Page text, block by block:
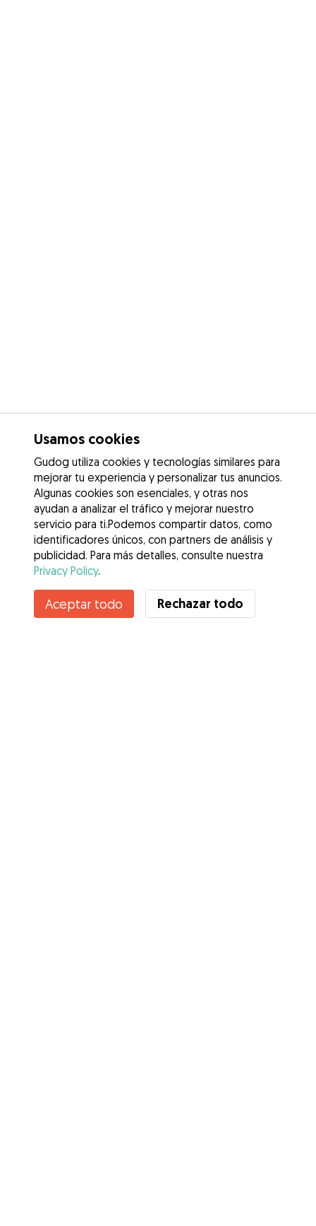
¿Conoces los Beneficios de Gudog? Ver más
Usamos cookies
Gudog utiliza cookies y tecnologías similares para
mejorar tu experiencia y personalizar tus anuncios.
Algunas cookies son esenciales, y otras nos
ayudan a analizar el tráfico y mejorar nuestro
servicio para ti.Podemos compartir datos, como
identificadores únicos, con partners de análisis y
publicidad. Para más detalles, consulte nuestra
Privacy Policy.
Aceptar todo Rechazar todo